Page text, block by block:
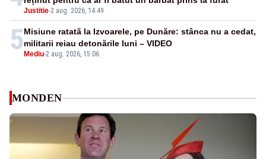
Justitie-2 aug. 2026, 14:49
5 Mediu-2 aug. 2026, 15:06
Misiune ratată la Izvoarele, pe Dunăre: stânca nu a cedat,
militarii reiau detonările luni – VIDEO
MONDEN